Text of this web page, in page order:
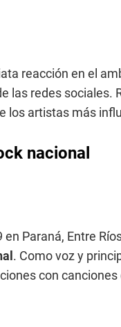
reacción en el
las redes
los artistas más
nacional
Paraná, Entre
. Como voz y
con